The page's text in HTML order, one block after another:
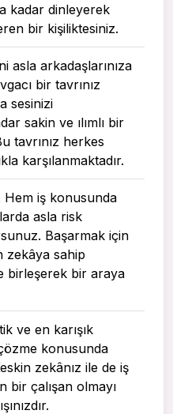
kadar dinleyerek
bir kişiliktesiniz.
asla arkadaşlarınıza
bir tavrınız
sesinizi
sakin ve ılımlı bir
tavrınız herkes
karşılanmaktadır.
Hem iş konusunda
asla risk
Başarmak için
zekâya sahip
birleşerek bir araya
ve en karışık
konusunda
zekânız ile de iş
bir çalışan olmayı